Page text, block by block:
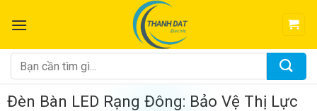
đến
dung
Tìm
kiếm:
Đèn Bàn LED Rạng Đông: Bảo Vệ Thị Lực